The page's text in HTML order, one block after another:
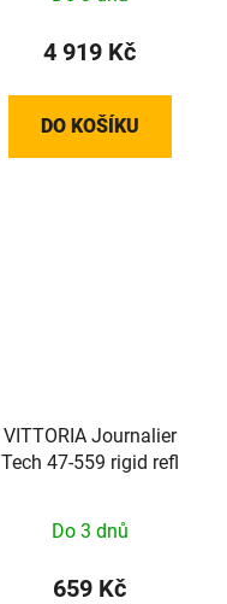
4 919 Kč
DO KOŠÍKU
VITTORIA Journalier
Tech 47-559 rigid refl
Do 3 dnů
659 Kč